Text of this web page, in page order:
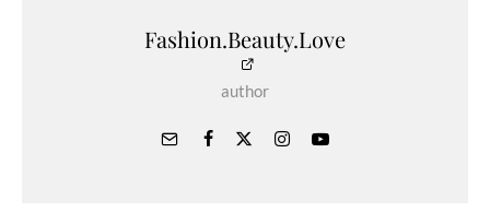
Fashion.Beauty.Love
author